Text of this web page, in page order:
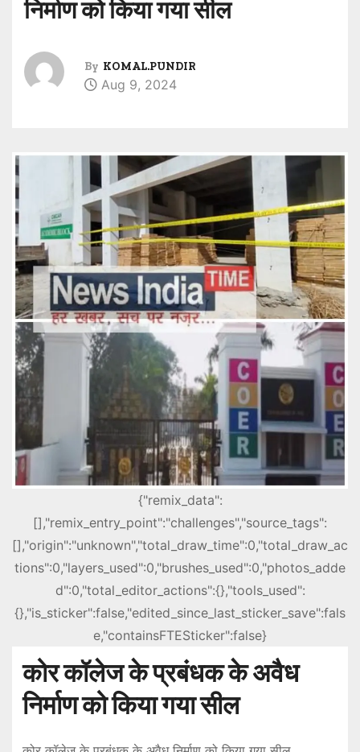
निर्माण को किया गया सील
By KOMAL.PUNDIR
Aug 9, 2024
{"remix_data":
[],"remix_entry_point":"challenges","source_tags":
[],"origin":"unknown","total_draw_time":0,"total_draw_ac
tions":0,"layers_used":0,"brushes_used":0,"photos_adde
d":0,"total_editor_actions":{},"tools_used":
{},"is_sticker":false,"edited_since_last_sticker_save":fals
e,"containsFTESticker":false}
कोर कॉलेज के प्रबंधक के अवैध
निर्माण को किया गया सील